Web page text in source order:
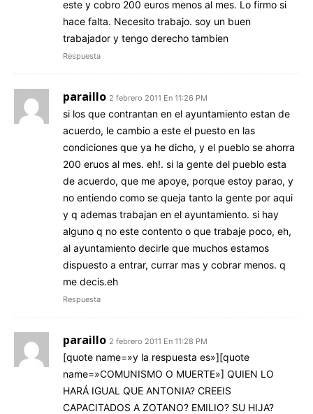
este y cobro 200 euros menos al mes. Lo firmo si
hace falta. Necesito trabajo. soy un buen
trabajador y tengo derecho tambien
Respuesta
paraillo 2 febrero 2011 En 11:26 PM
si los que contrantan en el ayuntamiento estan de
acuerdo, le cambio a este el puesto en las
condiciones que ya he dicho, y el pueblo se ahorra
200 eruos al mes. eh!. si la gente del pueblo esta
de acuerdo, que me apoye, porque estoy parao, y
no entiendo como se queja tanto la gente por aqui
y q ademas trabajan en el ayuntamiento. si hay
alguno q no este contento o que trabaje poco, eh,
al ayuntamiento decirle que muchos estamos
dispuesto a entrar, currar mas y cobrar menos. q
me decis.eh
Respuesta
paraillo 2 febrero 2011 En 11:28 PM
[quote name=»y la respuesta es»][quote
name=»COMUNISMO O MUERTE»] QUIEN LO
HARÁ IGUAL QUE ANTONIA? CREEIS
CAPACITADOS A ZOTANO? EMILIO? SU HIJA?